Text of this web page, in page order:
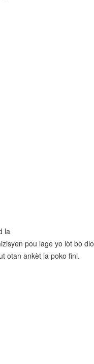
la
pou lage yo lòt bò dlo
otan ankèt la poko fini.